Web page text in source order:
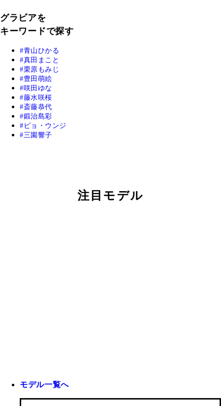
グラビアを
キーワードで探す
青山ひかる
真田まこと
栗原もみじ
豊田萌絵
咲田ゆな
藤水咲桜
斎藤恭代
鍛治島彩
ピョ・ウンジ
三園響子
注目モデル
モデル一覧へ